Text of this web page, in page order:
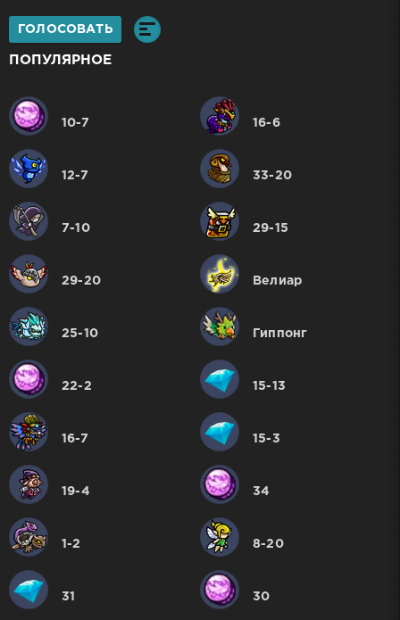
ГОЛОСОВАТЬ
ПОПУЛЯРНОЕ
10-7 16-6
12-7 33-20
7-10 29-15
29-20 Велиар
25-10 Гиппонг
22-2 15-13
16-7 15-3
19-4 34
1-2 8-20
31 30